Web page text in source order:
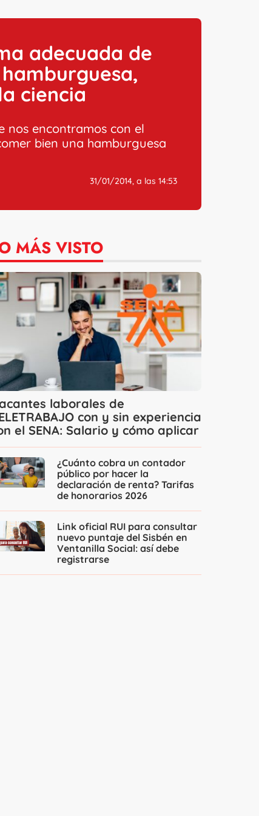
adecuada de
ciencia
nos encontramos con el
bien una hamburguesa
31/01/2014, a las 14:53
MÁS VISTO
laborales de
con y sin experiencia
el SENA: Salario y cómo aplicar
¿Cuánto cobra un contador
público por hacer la
declaración de renta? Tarifas
de honorarios 2026
Link oficial RUI para consultar
nuevo puntaje del Sisbén en
Ventanilla Social: así debe
registrarse